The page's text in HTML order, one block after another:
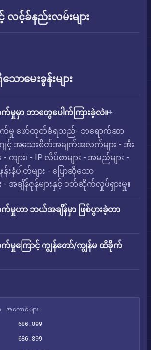
င့် လင့်ခ်နည်းလမ်းများ
ာမေးခွန်းများ
ာက်မှုမှာ ဘာတွေပေါက်ကြားခဲ့လဲ။
ောက်မှု ဖော်ထုတ်ခံရသည်- ဘရောက်ဆာ
ျင့် အသေးစိတ်အချက်အလက်များ - အီး
ကျား၊ - IP လိပ်စာများ - အမည်များ -
းနံပါတ်များ - ပြောဆိုသော
- အချိန်ဇုန်များနှင့် ဝဘ်ဆိုက်လှုပ်ရှားမှု။
ာက်မှုဟာ ဘယ်အချိန်မှာ ဖြစ်ပွားခဲ့တာ
ာက်မှုကြောင့် ကျွန်တော်/ကျွန်မ ထိခိုက်
အကောင့်များ
686,899
686,899